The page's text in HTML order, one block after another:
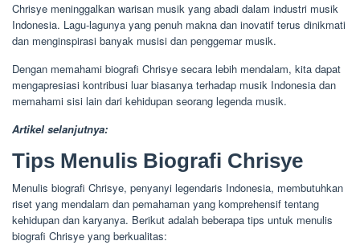
Chrisye meninggalkan warisan musik yang abadi dalam industri musik
Indonesia. Lagu-lagunya yang penuh makna dan inovatif terus dinikmati
dan menginspirasi banyak musisi dan penggemar musik.
Dengan memahami biografi Chrisye secara lebih mendalam, kita dapat
mengapresiasi kontribusi luar biasanya terhadap musik Indonesia dan
memahami sisi lain dari kehidupan seorang legenda musik.
Artikel selanjutnya:
Tips Menulis Biografi Chrisye
Menulis biografi Chrisye, penyanyi legendaris Indonesia, membutuhkan
riset yang mendalam dan pemahaman yang komprehensif tentang
kehidupan dan karyanya. Berikut adalah beberapa tips untuk menulis
biografi Chrisye yang berkualitas: